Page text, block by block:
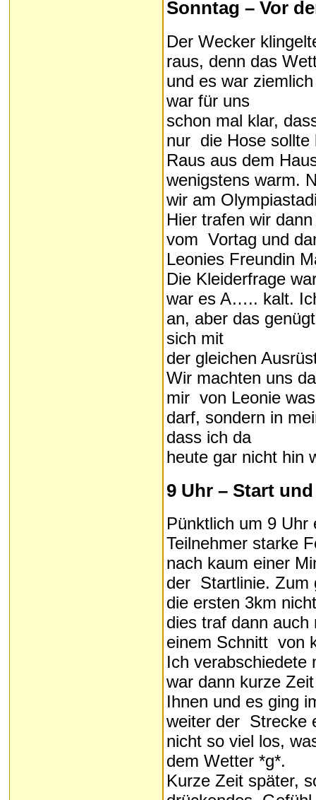
Sonntag – Vor
Der Wecker
raus, denn das
und es war
war für uns
schon mal klar,
nur die Hose sollte
Raus aus dem
wenigstens warm.
wir am
Hier trafen wir
vom Vortag und
Leonies Freundin
Die Kleiderfrage
war es A….. kalt.
an, aber das
sich mit
der gleichen
Wir machten uns
mir von Leonie
darf, sondern in
dass ich da
heute gar nicht hin
9 Uhr – Start
Pünktlich um 9
Teilnehmer starke
nach kaum einer
der Startlinie. Zum
die ersten 3km
dies traf dann
einem Schnitt von
Ich verabschiedete
war dann kurze
Ihnen und es ging
weiter der Strecke
nicht so viel los,
dem Wetter *g*.
Kurze Zeit später,